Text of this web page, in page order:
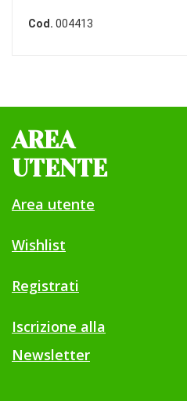
Cod. 004413
AREA
UTENTE
Area utente
Wishlist
Registrati
Iscrizione alla
Newsletter